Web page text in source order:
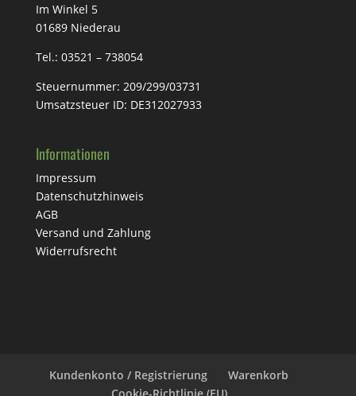
Im Winkel 5
01689 Niederau
Tel.: 03521 – 738054
Steuernummer: 209/299/03731
Umsatzsteuer ID: DE312027933
Informationen
Impressum
Datenschutzhinweis
AGB
Versand und Zahlung
Widerrufsrecht
Kundenkonto / Registrierung
Warenkorb